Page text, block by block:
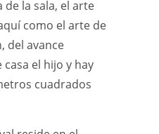
de la sala, el arte
como el arte de
del avance
el hijo y hay
cuadrados